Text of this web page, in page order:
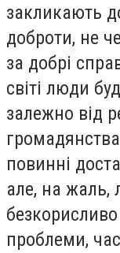
закликають
доброти, не
за добрі
світі люди
залежно від
повинні
але, на жаль,
проблеми,